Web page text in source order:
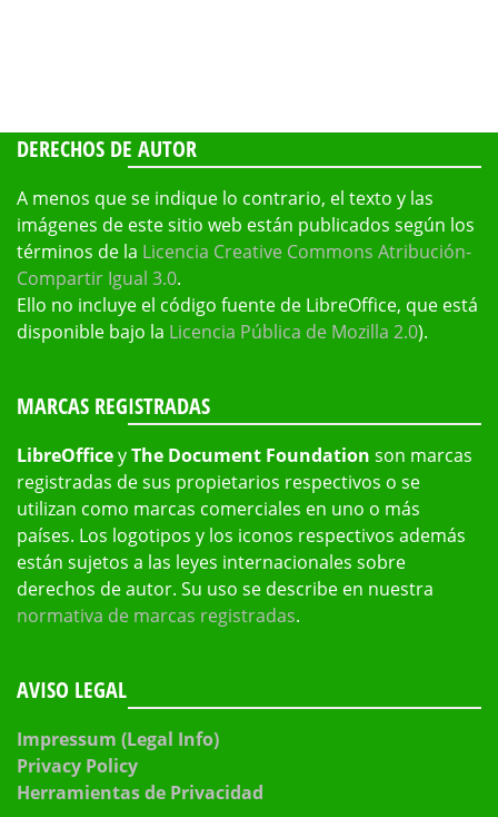
DERECHOS DE AUTOR
A menos que se indique lo contrario, el texto y las
imágenes de este sitio web están publicados según los
términos de la Licencia Creative Commons Atribución-
Compartir Igual 3.0.
Ello no incluye el código fuente de LibreOffice, que está
disponible bajo la Licencia Pública de Mozilla 2.0).
MARCAS REGISTRADAS
LibreOfficeyThe Document Foundation son marcas
registradas de sus propietarios respectivos o se
utilizan como marcas comerciales en uno o más
países. Los logotipos y los iconos respectivos además
están sujetos a las leyes internacionales sobre
derechos de autor. Su uso se describe en nuestra
normativa de marcas registradas.
AVISO LEGAL
Impressum (Legal Info)
Privacy Policy
Herramientas de Privacidad